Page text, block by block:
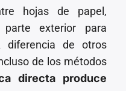
hojas de papel,
exterior para
diferencia de otros
de los métodos
directa produce